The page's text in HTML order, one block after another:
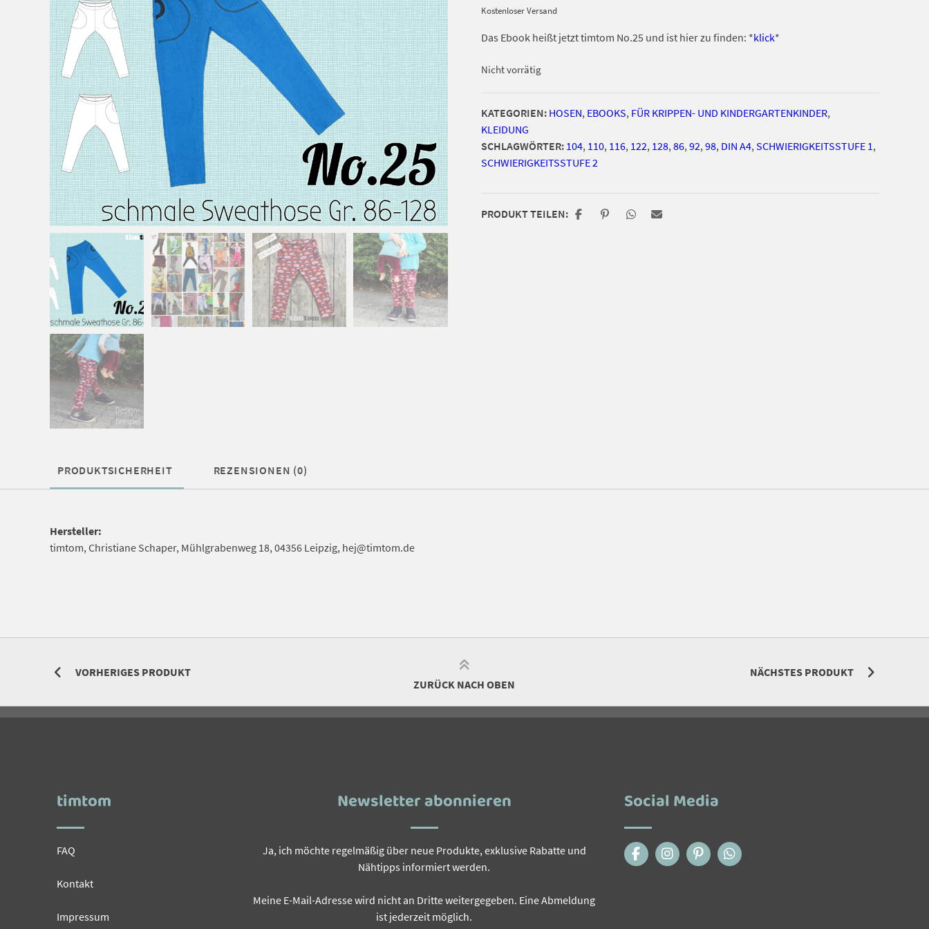
Kostenloser Versand
Das Ebook heißt jetzt timtom No.25 und ist hier zu finden: *klick*
Nicht vorrätig
KATEGORIEN: HOSEN, EBOOKS, FÜR KRIPPEN- UND KINDERGARTENKINDER,
KLEIDUNG
SCHLAGWÖRTER: 104, 110, 116, 122, 128, 86, 92, 98, DIN A4, SCHWIERIGKEITSSTUFE 1 ,
SCHWIERIGKEITSSTUFE 2
PRODUKT TEILEN:
PRODUKTSICHERHEIT REZENSIONEN (0)
Hersteller:
timtom, Christiane Schaper, Mühlgrabenweg 18, 04356 Leipzig, hej@timtom.de
VORHERIGES PRODUKT
NÄCHSTES PRODUKT
ZURÜCK NACH OBEN
timtom
FAQ
Kontakt
Impressum
Newsletter abonnieren
Ja, ich möchte regelmäßig über neue Produkte, exklusive Rabatte und
Nähtipps informiert werden.
Meine E-Mail-Adresse wird nicht an Dritte weitergegeben. Eine Abmeldung
ist jederzeit möglich.
Social Media